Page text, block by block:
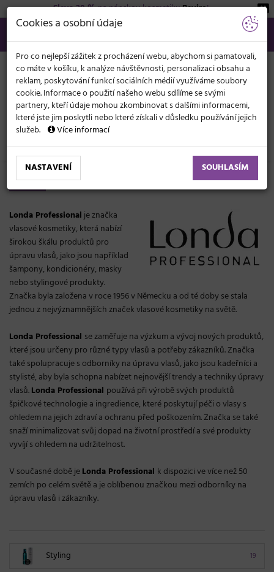
Sleva 20 %na pánskou kosmetikuBeviro!
566 440 099
info@svetkadernictvi.cz
Po−pá: 8−17
Vše o nákupu Kč
KATEGORIE
MENU
Značky Londa Professional
Londa Professional
Londa Professionalje značka
vlasové kosmetiky, která nabízí
širokou škálu produktů pro
úpravu vlasů, jako jsou například
šampony, kondicionéry, masky
nebo stylingové produkty.
Značka byla založena v roce 1956 v Německu a od té doby se stala
jednou z nejvýznamnějších značek vlasové kosmetiky na světě.
Londa Professional se zaměřuje na výzkum a vývoj nových produktů,
které jsou určeny pro různé typy vlasů a potřeby zákazníků. Značka
také spolupracuje s odborníky na úpravu vlasů, jako jsou kadeřníci a
stylisté, aby byla schopna nabízet nejnovější trendy a techniky úpravy
vlasů.Londa Professional používá při výrobě svých produktů
špičkové technologie a ingredience, které poskytují péči o vlasy s
ohledem na jejich zdraví a ochranu před poškozením. Značka se také
snaží minimalizovat svůj dopad na životní prostředí a své produkty
vyvíjí s ohledem na udržitelnost.
V současné době jeLonda Professional k dispozici ve více než 50
zemích po celém světě a je oblíbenou značkou mezi odborníky na
úpravu vlasů i zákazníky.
19
Styling
Cookies a osobní údaje
Pro co nejlepší zážitek z procházení webu, abychom si pamatovali,
co máte v košíku, k analýze návštěvnosti, personalizaci obsahu a
reklam, poskytování funkcí sociálních médií využíváme soubory
cookie. Informace o použití našeho webu sdílíme se svými
partnery, kteří údaje mohou zkombinovat s dalšími informacemi,
které jste jim poskytli nebo které získali v důsledku používání jejich
služeb.
Více informací
NASTAVENÍ SOUHLASÍM